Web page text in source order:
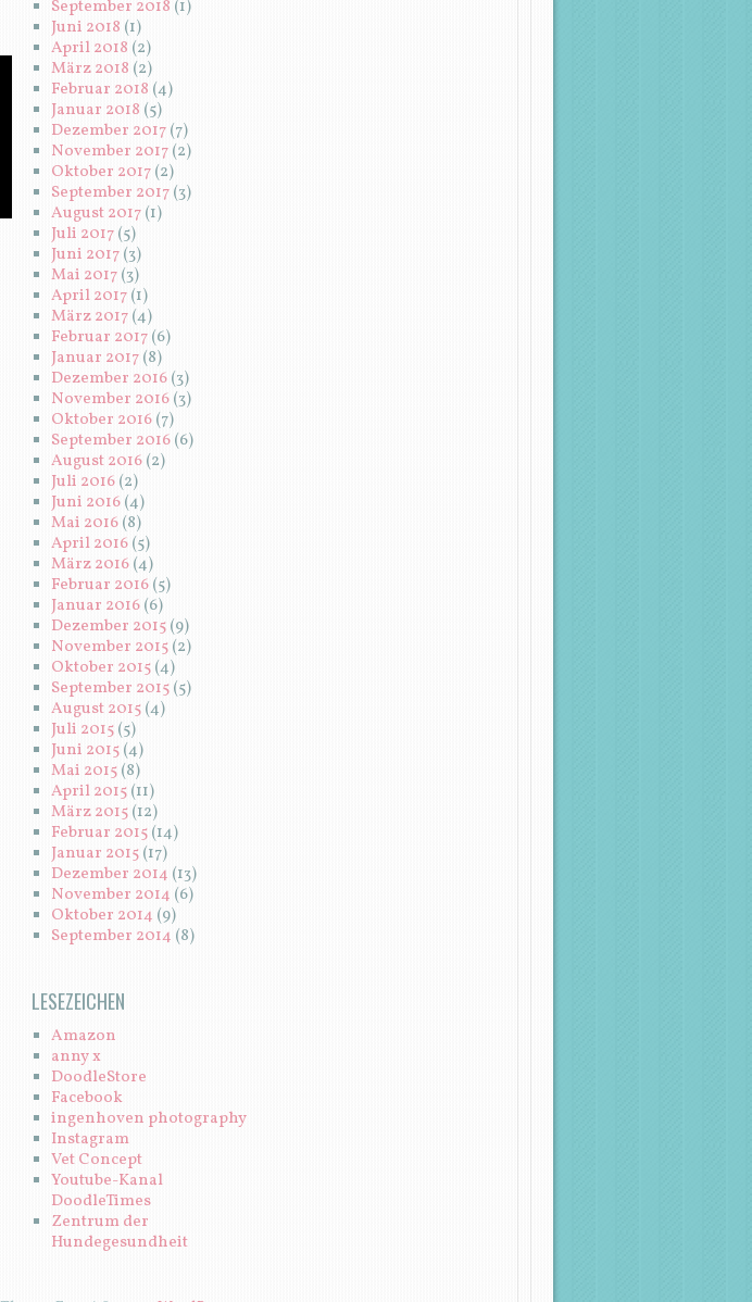
September 2018 (1)
Juni 2018 (1)
April 2018 (2)
März 2018 (2)
Februar 2018 (4)
Januar 2018 (5)
Dezember 2017(7)
November 2017(2)
Oktober 2017(2)
September 2017(3)
August 2017(1)
Juli 2017(5)
Juni 2017(3)
Mai 2017(3)
April 2017(1)
März 2017(4)
Februar 2017(6)
Januar 2017(8)
Dezember 2016(3)
November 2016(3)
Oktober 2016(7)
September 2016(6)
August 2016(2)
Juli 2016(2)
Juni 2016(4)
Mai 2016(8)
April 2016(5)
März 2016(4)
Februar 2016(5)
Januar 2016(6)
Dezember 2015(9)
November 2015(2)
Oktober 2015(4)
September 2015(5)
August 2015(4)
Juli 2015(5)
Juni 2015(4)
Mai 2015(8)
April 2015(11)
März 2015(12)
Februar 2015(14)
Januar 2015(17)
Dezember 2014 (13)
November 2014 (6)
Oktober 2014 (9)
September 2014 (8)
LESEZEICHEN
Amazon
anny x
DoodleStore
Facebook
ingenhoven photography
Instagram
Vet Concept
Youtube-Kanal
DoodleTimes
Zentrum der
Hundegesundheit